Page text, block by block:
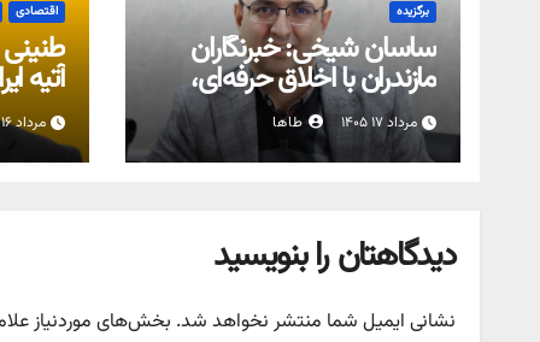
برگزیده
ساسان شیخی: خبرنگاران
مازندران با اخلاق حرفه‌ای،
مرجع اطلاع‌رسانی مردم
هستند/ ۵۳۸ نفر از اهالی
رسانه مازندران عضو خانه
مرداد ۱۷ ۱۴۰۵ طاها
اقتصادی
آتیه
مرداد ۱۶ ۱۴۰۵
دیدگاهتان را بنویسید
نشانی ایمیل شما منتشر نخواهد شد. بخش‌های موردنیاز